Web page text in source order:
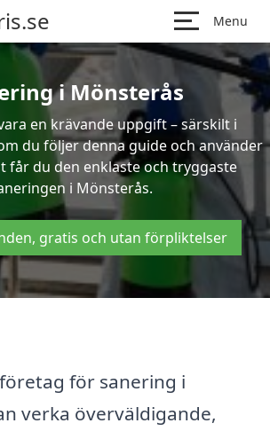
Menu
i Mönsterås
en krävande uppgift – särskilt i
du följer denna guide och använder
får du den enklaste och tryggaste
i Mönsterås.
gratis och utan förpliktelser
för sanering i
verka överväldigande,